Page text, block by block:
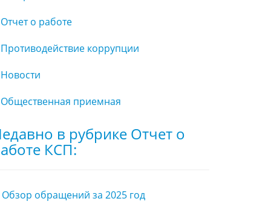
Отчет о работе
Противодействие коррупции
Новости
Общественная приемная
в рубрике Отчет о
КСП:
Обзор обращений за 2025 год